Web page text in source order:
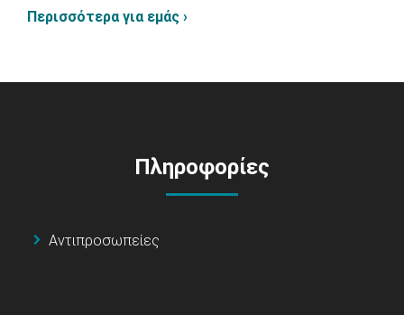
Περισσότερα για εμάς ›
Πληροφορίες
Αντιπροσωπείες